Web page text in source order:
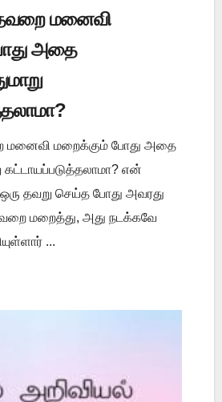
மனைவி
அதை
மறைக்கும் போது அதை
கட்டாயப்படுத்தலாமா? என்
தவறு செய்த போது அவரது
மறைத்து, அது நடக்கவே
...